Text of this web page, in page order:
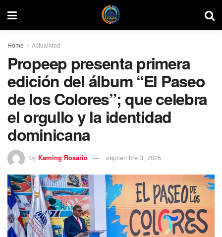
Home Actualidad
Propeep presenta primera
edición del álbum “El Paseo
de los Colores”; que celebra
el orgullo y la identidad
dominicana
by Kaming Rosario septiembre 3, 2025